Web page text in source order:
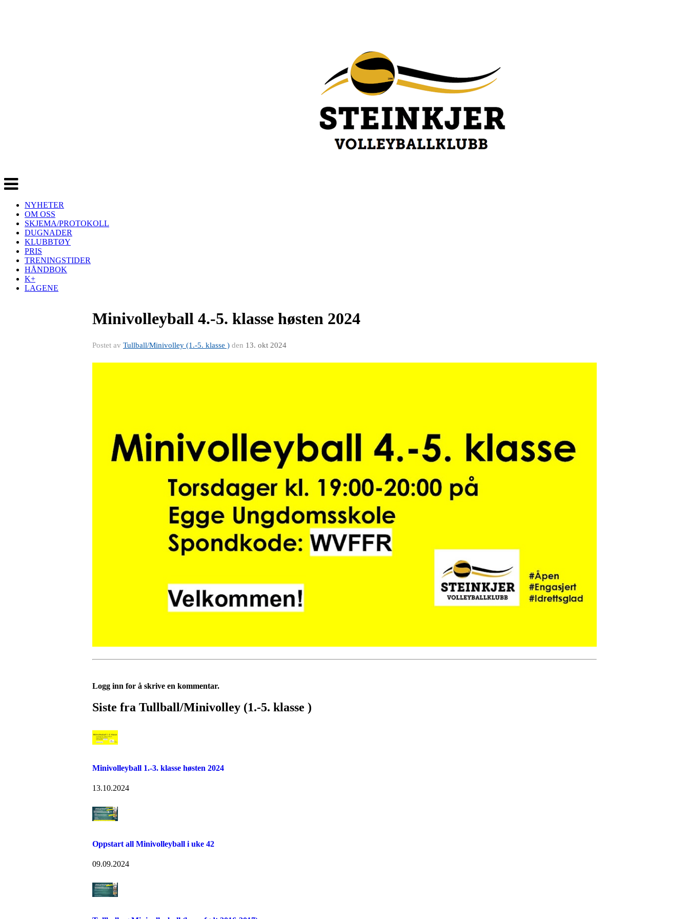
Veksle
navigasjon
NYHETER
OM OSS
SKJEMA/PROTOKOLL
DUGNADER
KLUBBTØY
PRIS
TRENINGSTIDER
HÅNDBOK
K+
LAGENE
Minivolleyball 4.-5. klasse høsten 2024
Postet av Tullball/Minivolley (1.-5. klasse ) den 13. okt 2024
Logg inn for å skrive en kommentar.
Siste fra Tullball/Minivolley (1.-5. klasse )
Minivolleyball 1.-3. klasse høsten 2024
13.10.2024
Oppstart all Minivolleyball i uke 42
09.09.2024